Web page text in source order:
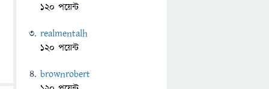
120 পয়েন্ট
realmentalh
120 পয়েন্ট
brownrobert